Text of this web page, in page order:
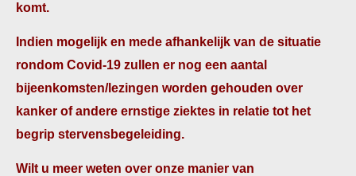
komt.
Indien mogelijk en mede afhankelijk van de situatie
rondom Covid-19 zullen er nog een aantal
bijeenkomsten/lezingen worden gehouden over
kanker of andere ernstige ziektes in relatie tot het
begrip stervensbegeleiding.
Wilt u meer weten over onze manier van